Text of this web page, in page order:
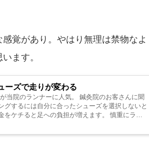
覚があり。やはり無理は禁物なよ
ます。
ーズで走りが変わる
院のランナーに人気。 鍼灸院のお客さんに聞
するには自分に合ったシューズを選択しないと
ケチると足への負担が増えます。 慎重にラン